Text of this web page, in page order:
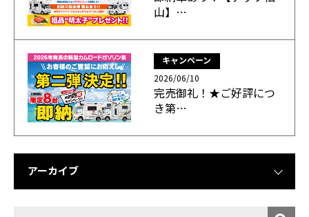
山】…
キャンペーン
2026/06/10
完売御礼！★ご好評につ
き第…
アーカイブ